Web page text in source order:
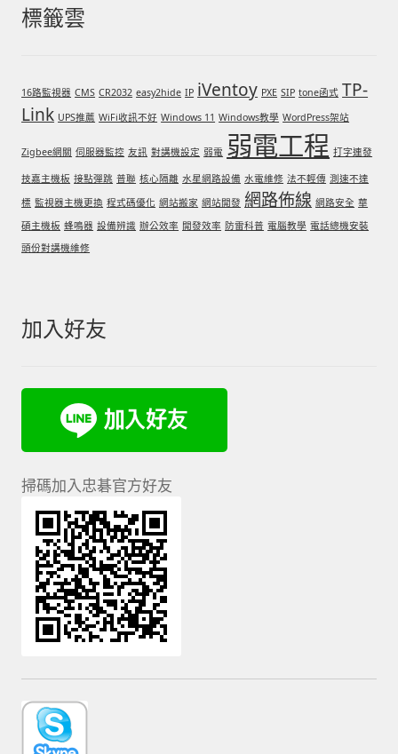
標籤雲
16路監視器 CMS CR2032 easy2hide IP iVentoy PXE SIP tone函式 TP-
Link UPS推薦 WiFi收訊不好 Windows 11 Windows教學 WordPress架站
Zigbee網關 伺服器監控 友訊 對講機設定 弱電 弱電工程 打字連發
技嘉主機板 接點彈跳 普聯 核心隔離 水星網路設備 水電維修 法不輕傳 測速不達
標 監視器主機更換 程式碼優化 網站搬家 網站開發 網路佈線 網路安全 華
碩主機板 蜂鳴器 設備辨識 辦公效率 開發效率 防雷科普 電腦教學 電話總機安裝
頭份對講機維修
加入好友
掃碼加入忠碁官方好友